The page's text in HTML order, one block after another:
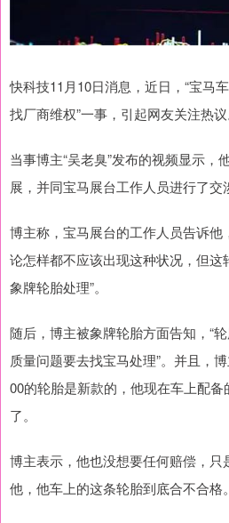
快科技11月10日消息，近日，“宝马
找厂商维权”一事，引起网友关注热议
当事博主“吴老臭”发布的视频显示，
展，并同宝马展台工作人员进行了交
博主称，宝马展台的工作人员告诉他
论怎样都不应该出现这种状况，但
象牌轮胎处理”。
随后，博主被象牌轮胎方面告知，“
质量问题要去找宝马处理”。并且，
00的轮胎是新款的，他现在车上配
了。
博主表示，他也没想要任何赔偿，
他，他车上的这条轮胎到底合不合格。